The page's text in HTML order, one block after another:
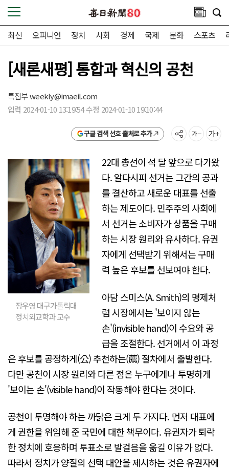
최신 오피니언 정치 사회 경제 국제 문화 스포츠
[새론새평] 통합과 혁신의 공천
특집부weekly@imaeil.com
입력 2024-01-10 13:19:54 수정 2024-01-10 19:10:44
구글 검색 선호 출처로 추가
장우영 대구가톨릭대
정치외교학과 교수
22대 총선이 석 달 앞으로 다가왔
다. 알다시피 선거는 그간의 공과
를 결산하고 새로운 대표를 선출
하는 제도이다. 민주주의 사회에
서 선거는 소비자가 상품을 구매
하는 시장 원리와 유사하다. 유권
자에게 선택받기 위해서는 구매
력 높은 후보를 선보여야 한다.
아담 스미스(A. Smith)의 명제처
럼 시장에서는 '보이지 않는
손'(invisible hand)이 수요와 공
급을 조절한다. 선거에서 이 과정
은 후보를 공정하게(公) 추천하는(薦) 절차에서 출발한다.
다만 공천이 시장 원리와 다른 점은 누구에게나 투명하게
'보이는 손'(visible hand)이 작동해야 한다는 것이다.
공천이 투명해야 하는 까닭은 크게 두 가지다. 먼저 대표에
게 권한을 위임해 준 국민에 대한 책무이다. 유권자가 퇴락
한 정치에 호응하며 투표소로 발걸음을 옮길 이유가 없다.
따라서 정치가 양질의 선택 대안을 제시하는 것은 유권자에